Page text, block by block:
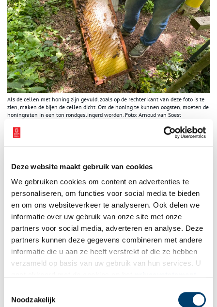
Deze website maakt gebruik van cookies
We gebruiken cookies om content en advertenties te
personaliseren, om functies voor social media te bieden
en om ons websiteverkeer te analyseren. Ook delen we
informatie over uw gebruik van onze site met onze
partners voor social media, adverteren en analyse. Deze
partners kunnen deze gegevens combineren met andere
informatie die u aan ze heeft verstrekt of die ze hebben
verzameld op basis van uw gebruik van hun services. U
Noodzakelijk
Als de cellen met honing zijn gevuld, zoals op de rechter kant van deze foto is te
zien, maken de bijen de cellen dicht. Om de honing te kunnen oogsten, moeten de
honingraten in een ton rondgeslingerd worden. Foto: Arnoud van Soest
Een beetje vals
Eigenlijk is het wel een beetje vals wat hij doet, geeft hij toe.
leggen. Een goed bijenvolk maakt misschien wel 30 tot 40 kg
honing per kast en ik haal weer een deel van die wintervoorraad
weg, onder het motto: ‘Ha, dat is van mij.’ In ruil daarvoor krijgen
ze suikerwater, zodat ze de winter door kunnen komen.”
Of de bijen daar niet gek van worden? “Ik heb geen idee wat ze
denken,” zegt hij met een glimlach.
De bijen van Kasteel Nederhorst halen hun nectar van bomen uit
de omgeving, zoals linde, acacia, esdoorn, kastanje en meidoorn.
“Met welke nectar de bijen terugkomen weet je door in de gaten
te houden wanneer welke bomen in bloei staan, maar je kunt het
bijvoorbeeld een pepermuntsmaak. Paardenbloem ruikt naar